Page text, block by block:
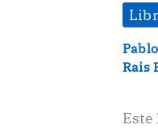
Rais